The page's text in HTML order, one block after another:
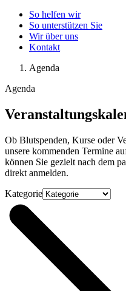
So helfen wir
So unterstützen Sie
Wir über uns
Kontakt
Agenda
Agenda
Ob Blutspenden, Kurse oder
unsere kommenden Termine
können Sie gezielt nach dem
direkt anmelden.
Kategorie